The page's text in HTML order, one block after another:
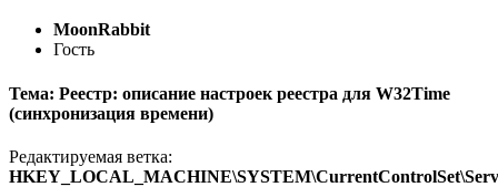
MoonRabbit
Гость
Тема: Реестр: описание настроек реестра для W32Time
(синхронизация времени)
Редактируемая ветка: